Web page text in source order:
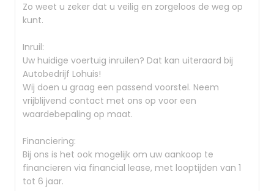
Zo weet u zeker dat u veilig en zorgeloos de weg op
kunt.
Inruil:
Uw huidige voertuig inruilen? Dat kan uiteraard bij
Autobedrijf Lohuis!
Wij doen u graag een passend voorstel. Neem
vrijblijvend contact met ons op voor een
waardebepaling op maat.
Financiering:
Bij ons is het ook mogelijk om uw aankoop te
financieren via financial lease, met looptijden van 1
tot 6 jaar.